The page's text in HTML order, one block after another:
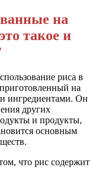
на
такое и
риса в
на
ингредиентами. Он
других
и продукты,
основным
что рис содержит